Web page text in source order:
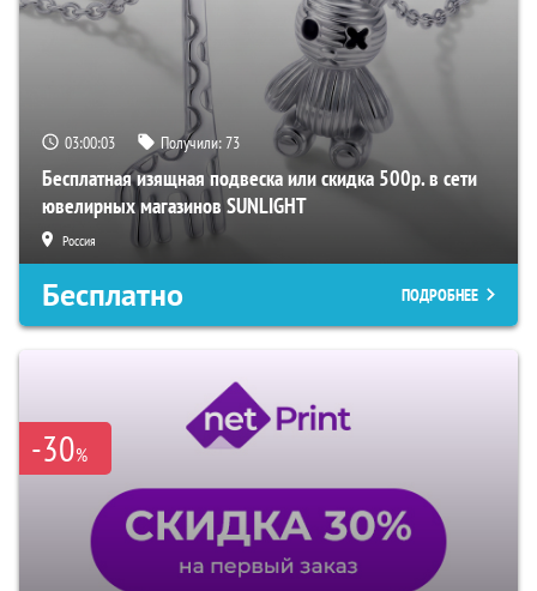
03:00:02 Получили:73
Бесплатная изящная подвеска или скидка 500р. в сети
ювелирных магазинов SUNLIGHT
Россия
Бесплатно ПОДРОБНЕЕ
-30%